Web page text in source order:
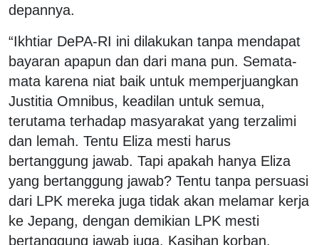
depannya.
“Ikhtiar DePA-RI ini dilakukan tanpa mendapat
bayaran apapun dan dari mana pun. Semata-
mata karena niat baik untuk memperjuangkan
Justitia Omnibus, keadilan untuk semua,
terutama terhadap masyarakat yang terzalimi
dan lemah. Tentu Eliza mesti harus
bertanggung jawab. Tapi apakah hanya Eliza
yang bertanggung jawab? Tentu tanpa persuasi
dari LPK mereka juga tidak akan melamar kerja
ke Jepang, dengan demikian LPK mesti
bertanggung jawab juga. Kasihan korban,